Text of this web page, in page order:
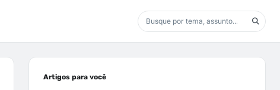
Artigos para você